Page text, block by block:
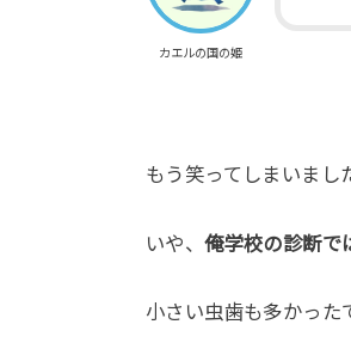
カエルの国の姫
もう笑ってしまいまし
いや、俺学校の診断で
小さい虫歯も多かった